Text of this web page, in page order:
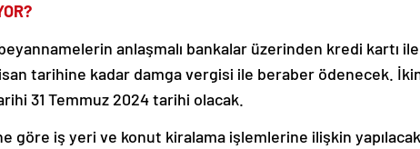
anlaşmalı bankalar üzerinden kredi kartı
tarihine kadar damga vergisi ile beraber ödenecek.
31 Temmuz 2024 tarihi olacak.
göre iş yeri ve konut kiralama işlemlerine ilişkin